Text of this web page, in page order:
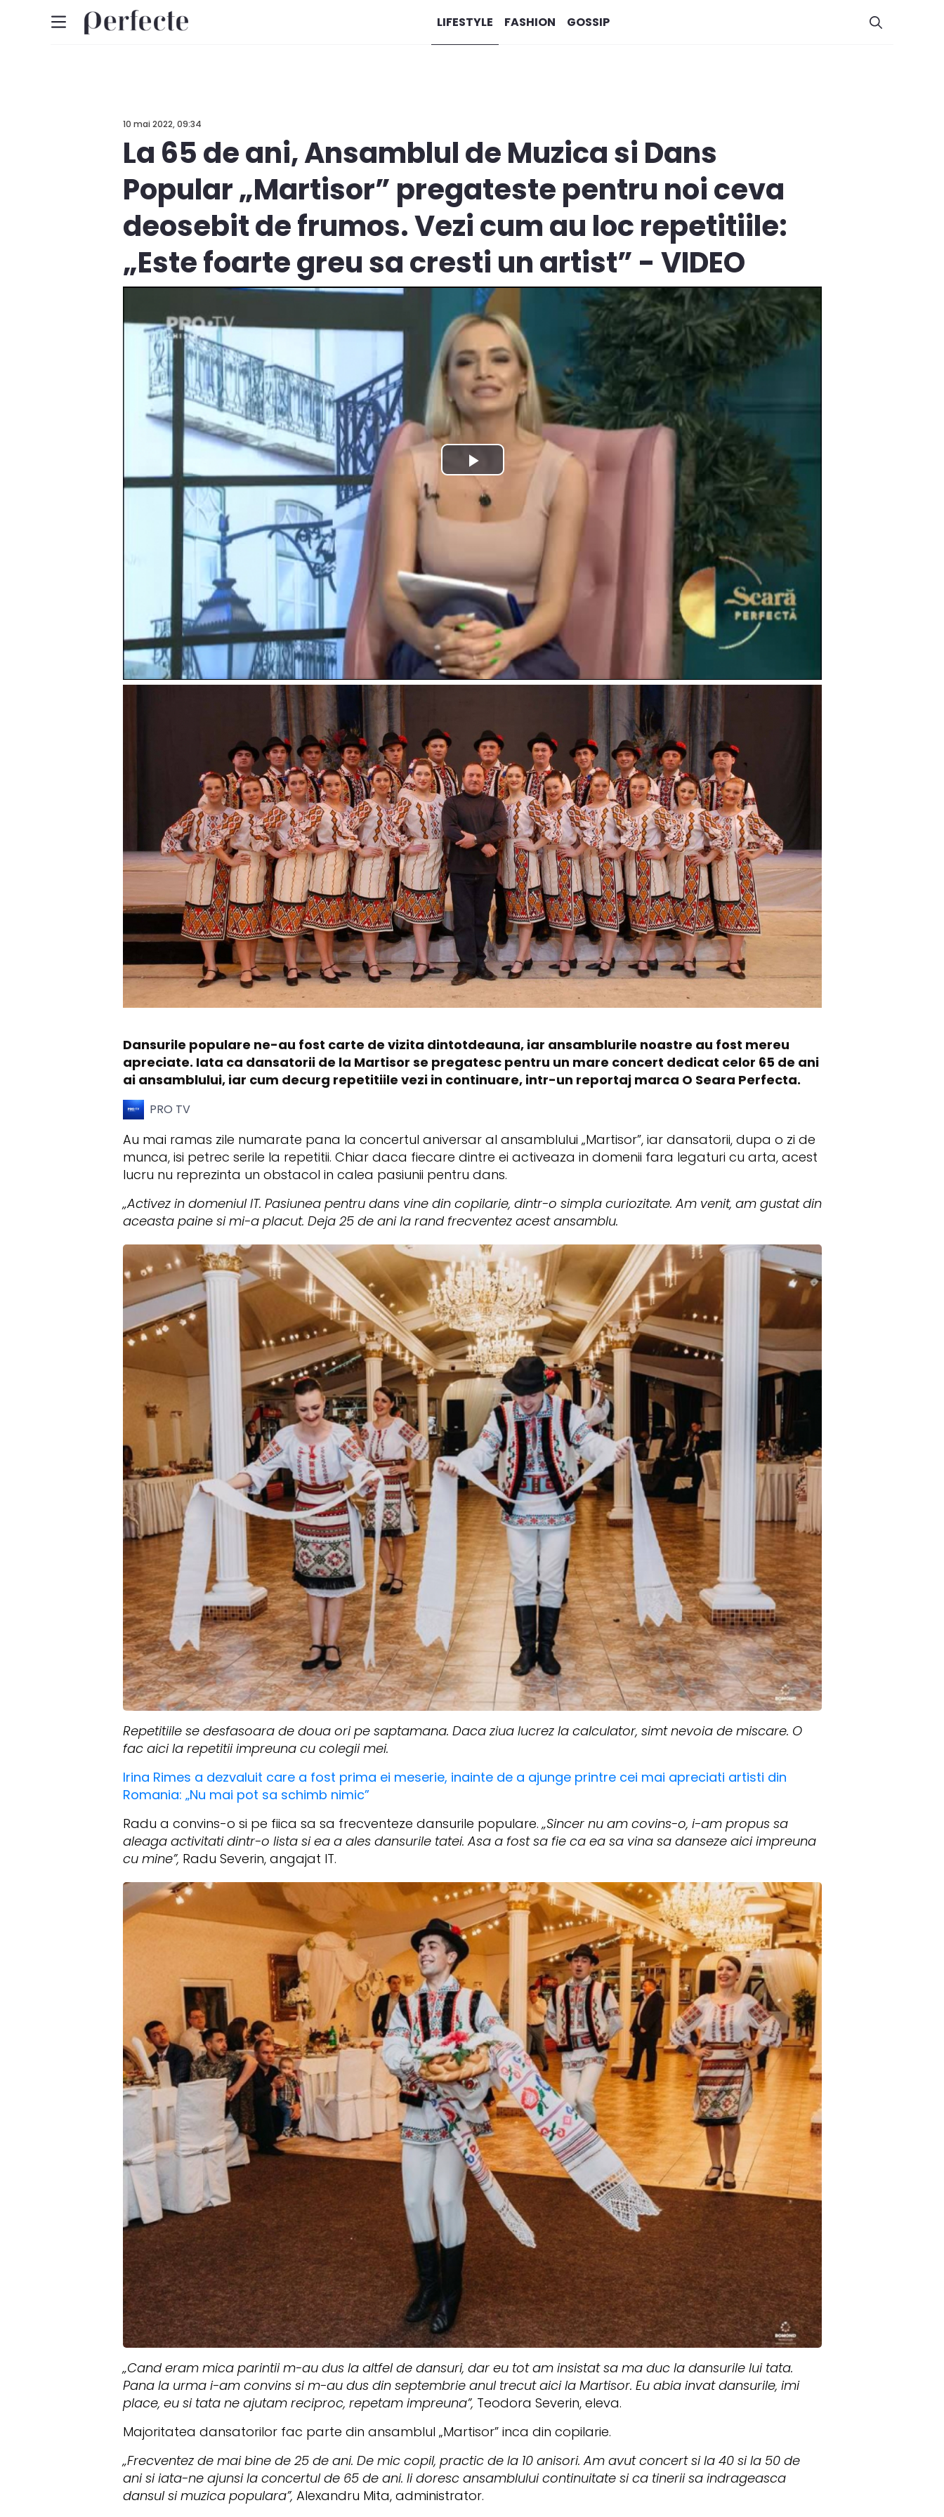
LIFESTYLE FASHION GOSSIP
10 mai 2022, 09:34
La 65 de ani, Ansamblul de Muzica si Dans
Popular „Martisor” pregateste pentru noi ceva
deosebit de frumos. Vezi cum au loc repetitiile:
„Este foarte greu sa cresti un artist” - VIDEO
Dansurile populare ne-au fost carte de vizita dintotdeauna, iar ansamblurile noastre au fost mereu
apreciate. Iata ca dansatorii de la Martisor se pregatesc pentru un mare concert dedicat celor 65 de ani
ai ansamblului, iar cum decurg repetitiile vezi in continuare, intr-un reportaj marca O Seara Perfecta.
PRO TV
Au mai ramas zile numarate pana la concertul aniversar al ansamblului „Martisor”, iar dansatorii, dupa o zi de
munca, isi petrec serile la repetitii. Chiar daca fiecare dintre ei activeaza in domenii fara legaturi cu arta, acest
lucru nu reprezinta un obstacol in calea pasiunii pentru dans.
„Activez in domeniul IT. Pasiunea pentru dans vine din copilarie, dintr-o simpla curiozitate. Am venit, am gustat din
aceasta paine si mi-a placut. Deja 25 de ani la rand frecventez acest ansamblu.
Repetitiile se desfasoara de doua ori pe saptamana. Daca ziua lucrez la calculator, simt nevoia de miscare. O
fac aici la repetitii impreuna cu colegii mei.
Irina Rimes a dezvaluit care a fost prima ei meserie, inainte de a ajunge printre cei mai apreciati artisti din
Romania: „Nu mai pot sa schimb nimic”
Radu a convins-o si pe fiica sa sa frecventeze dansurile populare. „Sincer nu am covins-o, i-am propus sa
aleaga activitati dintr-o lista si ea a ales dansurile tatei. Asa a fost sa fie ca ea sa vina sa danseze aici impreuna
cu mine”, Radu Severin, angajat IT.
„Cand eram mica parintii m-au dus la altfel de dansuri, dar eu tot am insistat sa ma duc la dansurile lui tata.
Pana la urma i-am convins si m-au dus din septembrie anul trecut aici la Martisor. Eu abia invat dansurile, imi
place, eu si tata ne ajutam reciproc, repetam impreuna”, Teodora Severin, eleva.
Majoritatea dansatorilor fac parte din ansamblul „Martisor” inca din copilarie.
„Frecventez de mai bine de 25 de ani. De mic copil, practic de la 10 anisori. Am avut concert si la 40 si la 50 de
ani si iata-ne ajunsi la concertul de 65 de ani. Ii doresc ansamblului continuitate si ca tinerii sa indrageasca
dansul si muzica populara”, Alexandru Mita, administrator.